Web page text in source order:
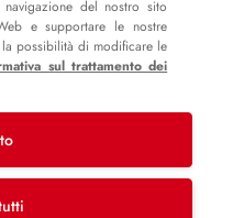
del nostro sito
e supportare le nostre
possibilità di modificare le
sul trattamento dei